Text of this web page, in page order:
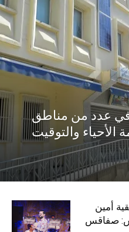
في عدد من مناطق
الأحياء والتوقيت
أمين
صفاقس